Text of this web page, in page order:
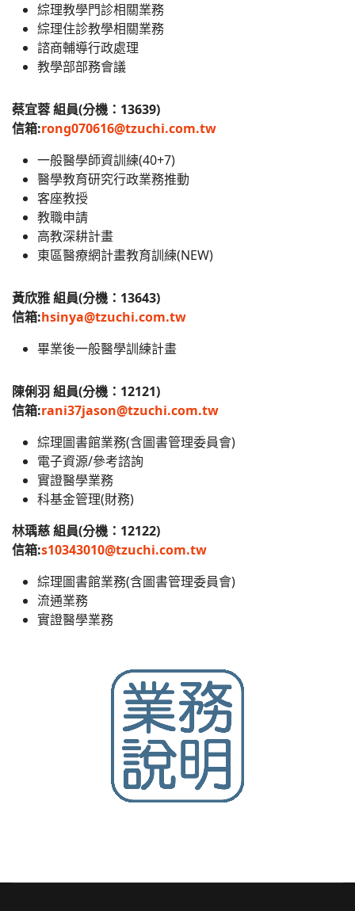
綜理教學門診相關業務
綜理住診教學相關業務
諮商輔導行政處理
教學部部務會議
蔡宜蓉 組員(分機：13639)
信箱:rong070616@tzuchi.com.tw
一般醫學師資訓練(40+7)
醫學教育研究行政業務推動
客座教授
教職申請
高教深耕計畫
東區醫療網計畫教育訓練(NEW)
黃欣雅 組員(分機：13643)
信箱:hsinya@tzuchi.com.tw
畢業後一般醫學訓練計畫
陳俐羽 組員(分機：12121)
信箱:rani37jason@tzuchi.com.tw
綜理圖書館業務(含圖書管理委員會)
電子資源/參考諮詢
實證醫學業務
科基金管理(財務)
林瑀慈 組員(分機：12122)
信箱:s10343010@tzuchi.com.tw
綜理圖書館業務(含圖書管理委員會)
流通業務
實證醫學業務